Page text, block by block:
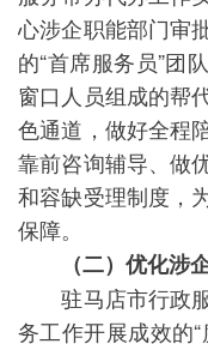
心涉企职能部门审
的“首席服务员”团
窗口人员组成的帮
色通道，做好全程
靠前咨询辅导、做
和容缺受理制度，
保障。
（二）优化涉
驻马店市行政服
务工作开展成效的